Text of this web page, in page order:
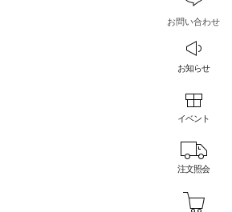
お問い合わせ
お知らせ
イベント
注文照会